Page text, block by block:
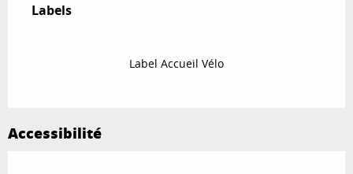
Labels
Labels
Label Accueil Vélo
Accessibilité